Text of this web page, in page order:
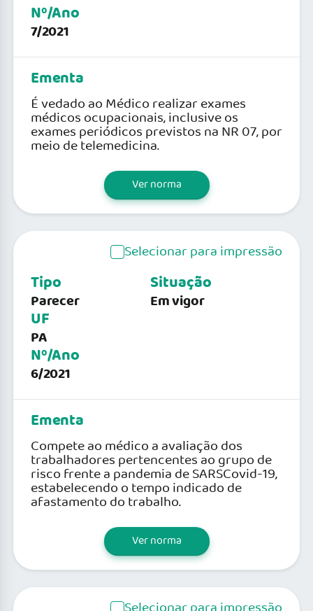
Nº/Ano
7/2021
Ementa
É vedado ao Médico realizar exames
médicos ocupacionais, inclusive os
exames periódicos previstos na NR 07, por
meio de telemedicina.
Ver norma
Selecionar para impressão
Tipo
Parecer
UF
PA
Nº/Ano
6/2021
Situação
Em vigor
Ementa
Compete ao médico a avaliação dos
trabalhadores pertencentes ao grupo de
risco frente a pandemia de SARSCovid-19,
estabelecendo o tempo indicado de
afastamento do trabalho.
Ver norma